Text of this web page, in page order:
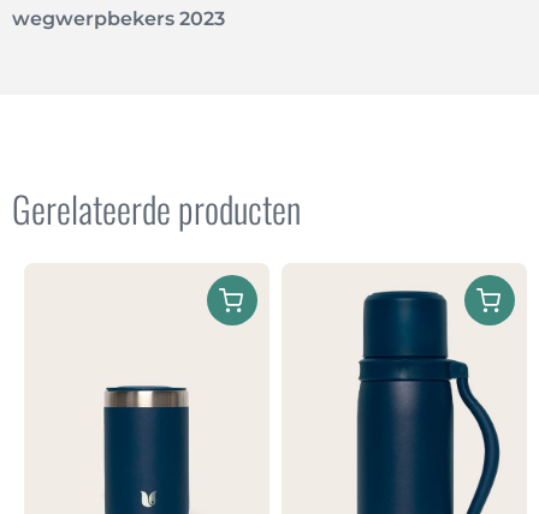
wegwerpbekers 2023
Gerelateerde producten